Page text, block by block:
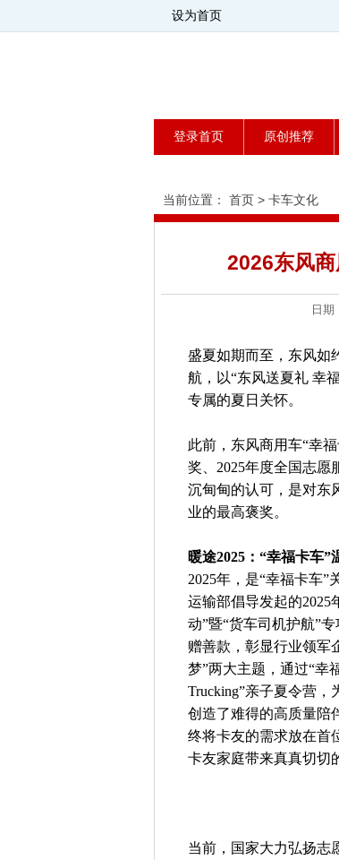
设为首页
登录首页 原创推荐
当前位置： 首页 > 卡车文化
2026东风
日
盛夏如期而至，东风如
航，以“东风送夏礼 幸
专属的夏日关怀。
此前，东风商用车“幸
奖、2025年度全国志愿
沉甸甸的认可，是对东
业的最高褒奖。
暖途2025：“幸福卡车”
2025年，是“幸福卡车
运输部倡导发起的2025
动”暨“货车司机护航”
赠善款，彰显行业领军
梦”两大主题，通过“幸
Trucking”亲子夏令营
创造了难得的高质量陪
终将卡友的需求放在首
卡友家庭带来真真切切
当前，国家大力弘扬志